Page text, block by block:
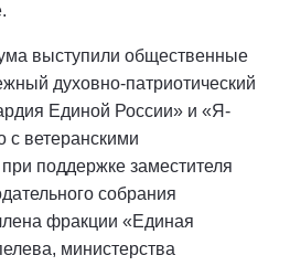
выступили общественные
духовно-патриотический
Единой России» и «Я-
с ветеранскими
поддержке заместителя
собрания
фракции «Единая
министерства